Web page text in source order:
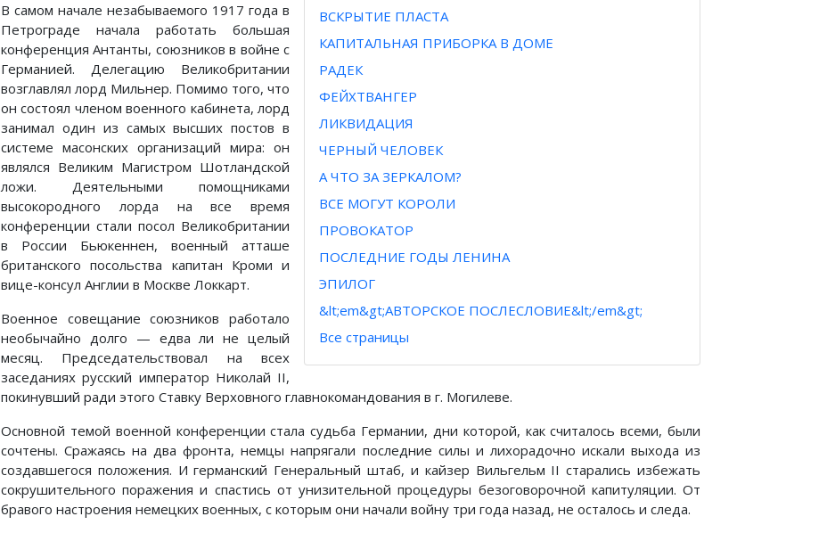
ВСКРЫТИЕ ПЛАСТА
КАПИТАЛЬНАЯ ПРИБОРКА В ДОМЕ
РАДЕК
ФЕЙХТВАНГЕР
ЛИКВИДАЦИЯ
ЧЕРНЫЙ ЧЕЛОВЕК
А ЧТО ЗА ЗЕРКАЛОМ?
ВСЕ МОГУТ КОРОЛИ
ПРОВОКАТОР
ПОСЛЕДНИЕ ГОДЫ ЛЕНИНА
ЭПИЛОГ
&lt;em&gt;АВТОРСКОЕ ПОСЛЕСЛОВИЕ&lt;/em&gt;
Все страницы
В самом начале незабываемого 1917 года в
Петрограде начала работать большая
конференция Антанты, союзников в войне с
Германией. Делегацию Великобритании
возглавлял лорд Мильнер. Помимо того, что
он состоял членом военного кабинета, лорд
занимал один из самых высших постов в
системе масонских организаций мира: он
являлся Великим Магистром Шотландской
ложи. Деятельными помощниками
высокородного лорда на все время
конференции стали посол Великобритании
в России Бьюкеннен, военный атташе
британского посольства капитан Кроми и
вице-консул Англии в Москве Локкарт.
Военное совещание союзников работало
необычайно долго — едва ли не целый
месяц. Председательствовал на всех
заседаниях русский император Николай II,
покинувший ради этого Ставку Верховного главнокомандования в г. Могилеве.
Основной темой военной конференции стала судьба Германии, дни которой, как считалось всеми, были
сочтены. Сражаясь на два фронта, немцы напрягали последние силы и лихорадочно искали выхода из
создавшегося положения. И германский Генеральный штаб, и кайзер Вильгельм II старались избежать
сокрушительного поражения и спастись от унизительной процедуры безоговорочной капитуляции. От
бравого настроения немецких военных, с которым они начали войну три года назад, не осталось и следа.